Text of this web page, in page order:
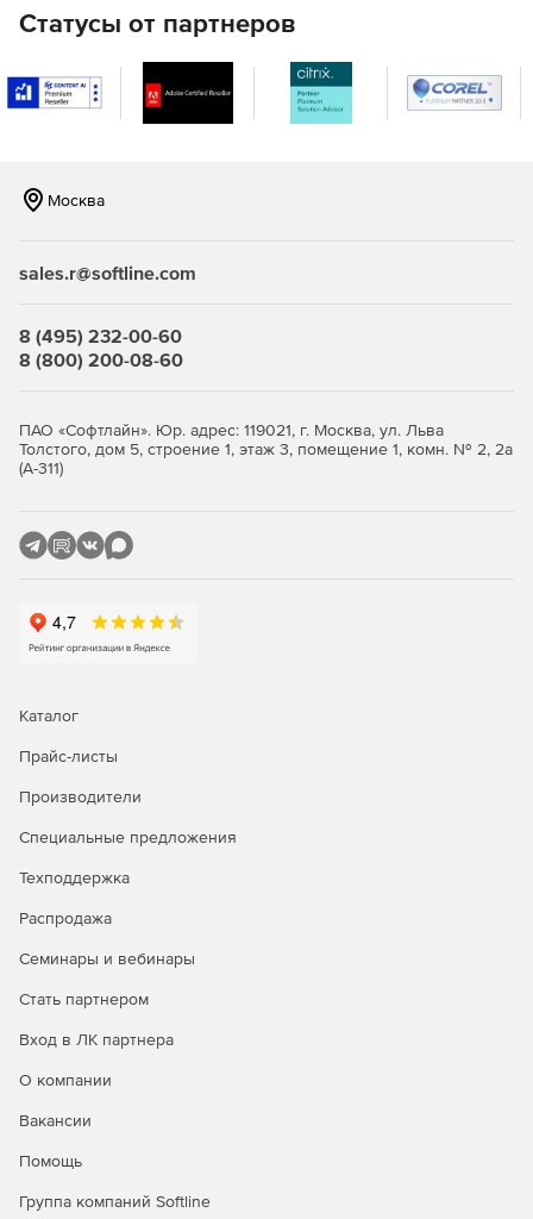
Статусы от партнеров
Москва
sales.r@softline.com
8 (495) 232-00-60
8 (800) 200-08-60
ПАО «Софтлайн». Юр. адрес: 119021, г. Москва, ул. Льва
Толстого, дом 5, строение 1, этаж 3, помещение 1, комн. № 2, 2а
(А-311)
Каталог
Прайс-листы
Производители
Специальные предложения
Техподдержка
Распродажа
Семинары и вебинары
Стать партнером
Вход в ЛК партнера
О компании
Вакансии
Помощь
Группа компаний Softline